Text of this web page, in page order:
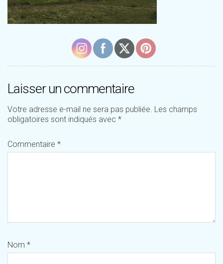
Laisser un commentaire
Votre adresse e-mail ne sera pas publiée. Les champs
obligatoires sont indiqués avec *
Commentaire *
Nom *